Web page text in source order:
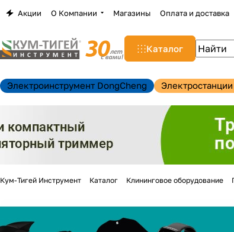
Акции О Компании Магазины Оплата и доставка
Каталог
Электроинструмент DongCheng Электростанции
Кум-Тигей Инструмент Каталог Клининговое оборудование